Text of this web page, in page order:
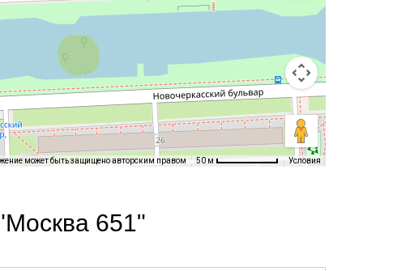
может быть защищено авторским правом 50 м Условия
651"